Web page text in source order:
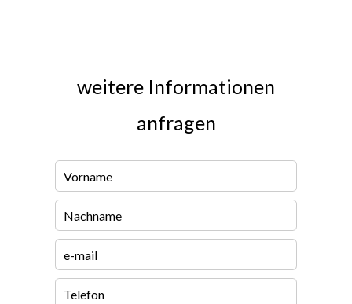
weitere Informationen
anfragen